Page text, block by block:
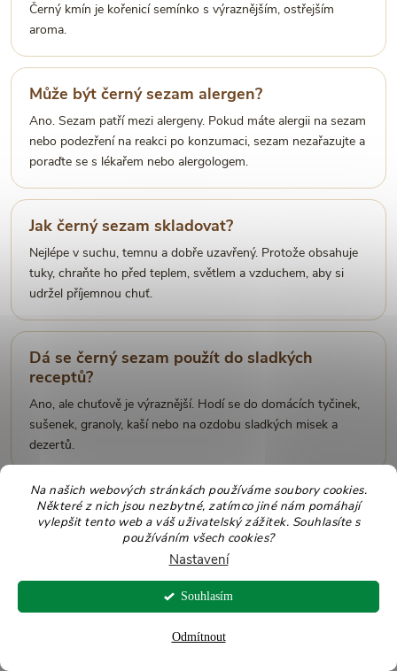
Na našich webových stránkách používáme soubory cookies.
Některé z nich jsou nezbytné, zatímco jiné nám pomáhají
vylepšit tento web a váš uživatelský zážitek. Souhlasíte s
používáním všech cookies?
Nastavení
Odmítnout
Souhlasím
Černý kmín je kořenicí semínko s výraznějším, ostřejším
aroma.
Může být černý sezam alergen?
Ano. Sezam patří mezi alergeny. Pokud máte alergii na sezam
nebo podezření na reakci po konzumaci, sezam nezařazujte a
poraďte se s lékařem nebo alergologem.
Jak černý sezam skladovat?
Nejlépe v suchu, temnu a dobře uzavřený. Protože obsahuje
tuky, chraňte ho před teplem, světlem a vzduchem, aby si
udržel příjemnou chuť.
Dá se černý sezam použít do sladkých
receptů?
Ano, ale chuťově je výraznější. Hodí se do domácích tyčinek,
sušenek, granoly, kaší nebo na ozdobu sladkých misek a
dezertů.
Je sezamový olej vhodný na smažení?
Vždy se řiďte konkrétní etiketou produktu. Sezamový olej
Allnature BIO je určený hlavně do studené kuchyně a k
dochucení hotových jídel, ne na smažení, pečení nebo přímé